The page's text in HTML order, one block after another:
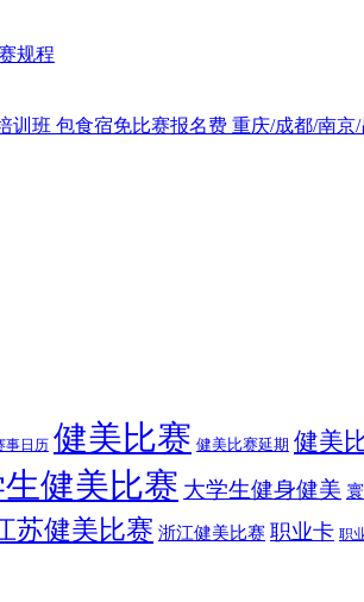
规程
班 包食宿免比赛报名费 重庆/成都/南
事日历 健美比赛 健美比赛延期 健美
健美比赛 大学生健身健美
苏健美比赛 浙江健美比赛 职业卡 职